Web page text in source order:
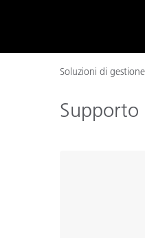
Soluzioni di
Supporto